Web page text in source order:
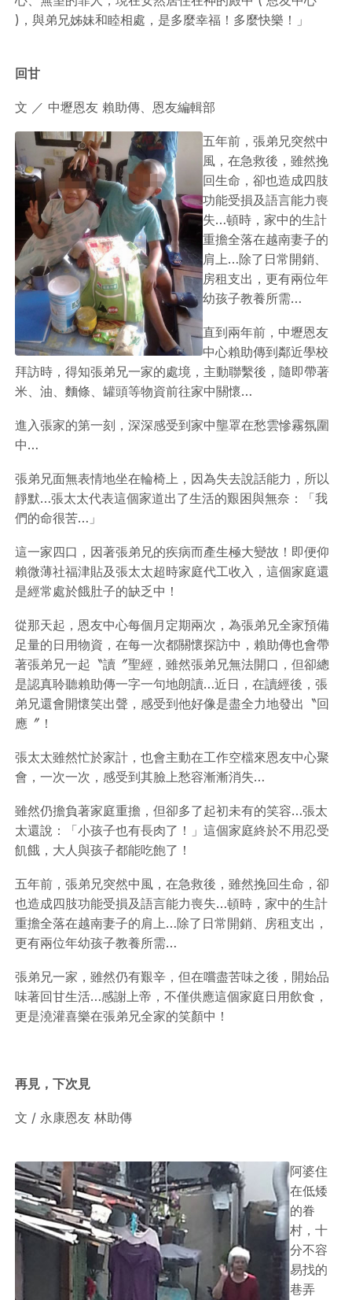
)，與弟兄姊妹和睦相處，是多麼幸福！多麼快樂！」
回甘
文 ／ 中壢恩友 賴助傳、恩友編輯部
五年前，張弟兄突然中
風，在急救後，雖然挽
回生命，卻也造成四肢
功能受損及語言能力喪
失…頓時，家中的生計
重擔全落在越南妻子的
肩上…除了日常開銷、
房租支出，更有兩位年
幼孩子教養所需…
直到兩年前，中壢恩友
中心賴助傳到鄰近學校
拜訪時，得知張弟兄一家的處境，主動聯繫後，隨即帶著
米、油、麵條、罐頭等物資前往家中關懷…
進入張家的第一刻，深深感受到家中壟罩在愁雲慘霧氛圍
中…
張弟兄面無表情地坐在輪椅上，因為失去說話能力，所以
靜默…張太太代表這個家道出了生活的艱困與無奈：「我
們的命很苦…」
這一家四口，因著張弟兄的疾病而產生極大變故！即便仰
賴微薄社福津貼及張太太超時家庭代工收入，這個家庭還
是經常處於餓肚子的缺乏中！
從那天起，恩友中心每個月定期兩次，為張弟兄全家預備
足量的日用物資，在每一次都關懷探訪中，賴助傳也會帶
著張弟兄一起〝讀〞聖經，雖然張弟兄無法開口，但卻總
是認真聆聽賴助傳一字一句地朗讀…近日，在讀經後，張
弟兄還會開懷笑出聲，感受到他好像是盡全力地發出〝回
應〞！
張太太雖然忙於家計，也會主動在工作空檔來恩友中心聚
會，一次一次，感受到其臉上愁容漸漸消失…
雖然仍擔負著家庭重擔，但卻多了起初未有的笑容…張太
太還說：「小孩子也有長肉了！」這個家庭終於不用忍受
飢餓，大人與孩子都能吃飽了！
五年前，張弟兄突然中風，在急救後，雖然挽回生命，卻
也造成四肢功能受損及語言能力喪失…頓時，家中的生計
重擔全落在越南妻子的肩上…除了日常開銷、房租支出，
更有兩位年幼孩子教養所需…
張弟兄一家，雖然仍有艱辛，但在嚐盡苦味之後，開始品
味著回甘生活…感謝上帝，不僅供應這個家庭日用飲食，
更是澆灌喜樂在張弟兄全家的笑顏中！
再見，下次見
文 / 永康恩友 林助傳
阿婆住
在低矮
的眷
村，十
分不容
易找的
巷弄